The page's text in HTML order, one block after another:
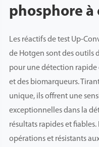
phosphore à
Les réactifs de test Up-
de Hotgen sont des outils
pour une détection rapide
et des biomarqueurs.
unique, ils offrent une
exceptionnelles dans la
résultats rapides et
opérations et résistants